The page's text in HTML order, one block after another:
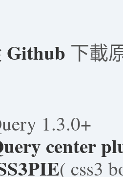
Github 下載
1.3.0+
center
( css3